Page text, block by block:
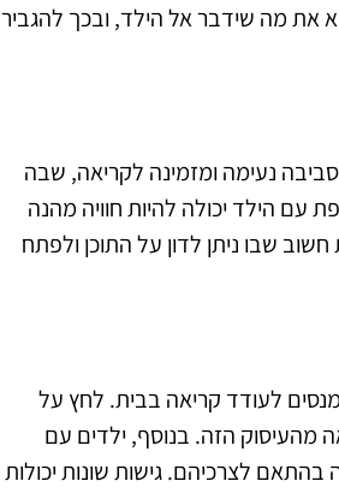
את מה שידבר אל הילד, ובכך להגביר
נעימה ומזמינה לקריאה, שבה
עם הילד יכולה להיות חוויה מהנה
שבו ניתן לדון על התוכן ולפתח
לעודד קריאה בבית. לחץ על
מהעיסוק הזה. בנוסף, ילדים עם
בהתאם לצרכיהם. גישות שונות יכולות